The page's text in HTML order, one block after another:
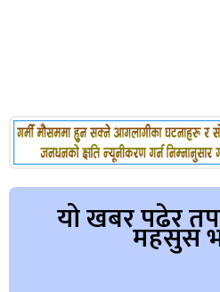
यो खबर पढेर
महसुस